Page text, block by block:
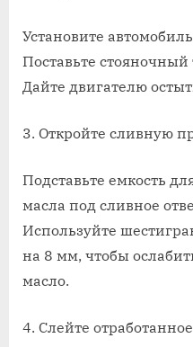
Установите
Поставьте стояночный
Дайте двигателю
3. Откройте сливную
Подставьте емкость
масла под сливное
Используйте
на 8 мм, чтобы
масло.
4. Слейте